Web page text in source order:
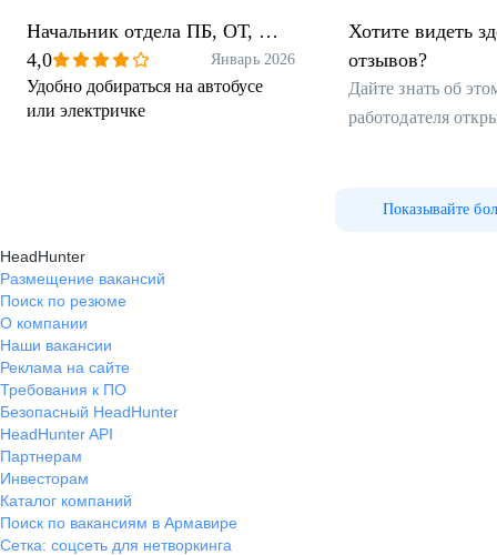
Начальник отдела ПБ, ОТ, Ш
ГО и ЧС
4,0 Январь 2026
Удобно добираться на автобусе
или электричке
Хотите видеть
отзывов?
Дайте знать об
работодателя
Показывайте
HeadHunter
Размещение вакансий
Поиск по резюме
О компании
Наши вакансии
Реклама на сайте
Требования к ПО
Безопасный HeadHunter
HeadHunter API
Партнерам
Инвесторам
Каталог компаний
Поиск по вакансиям в Армавире
Сетка: соцсеть для нетворкинга